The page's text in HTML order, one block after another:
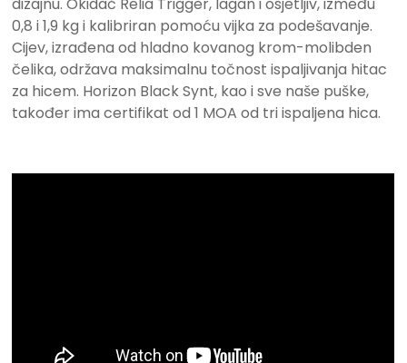
0,8 i 1,9 kg i kalibriran pomoću vijka za podešavanje.
Cijev, izrađena od hladno kovanog krom-molibden
čelika, održava maksimalnu točnost ispaljivanja hitac
za hicem. Horizon Black Synt, kao i sve naše puške,
također ima certifikat od 1 MOA od tri ispaljena hica.